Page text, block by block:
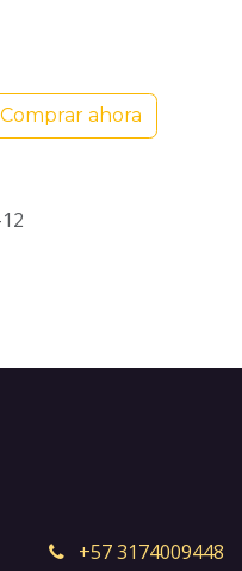
Comprar ahora
+57 3174009448